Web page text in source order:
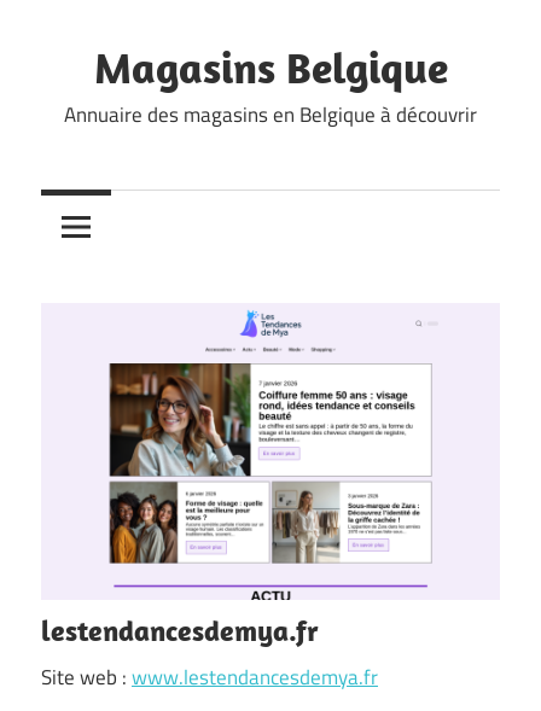
contentMagasins Belgique
Annuaire des magasins en Belgique à découvrir
lestendancesdemya.fr
Site web :www.lestendancesdemya.fr